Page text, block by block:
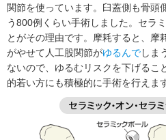
関節を使っています。臼蓋側も骨頭
う800例くらい手術しました。セラ
とがその理由です。摩耗すると、摩
がやせて人工股関節がゆるんでしま
ないので、ゆるむリスクを下げるこ
的若い方にも積極的に手術を行えま